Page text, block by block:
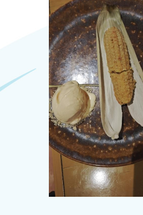
ОЩЕ
За нас - Ivi Travel
Банкова сметка
Политика за
0879 990 698